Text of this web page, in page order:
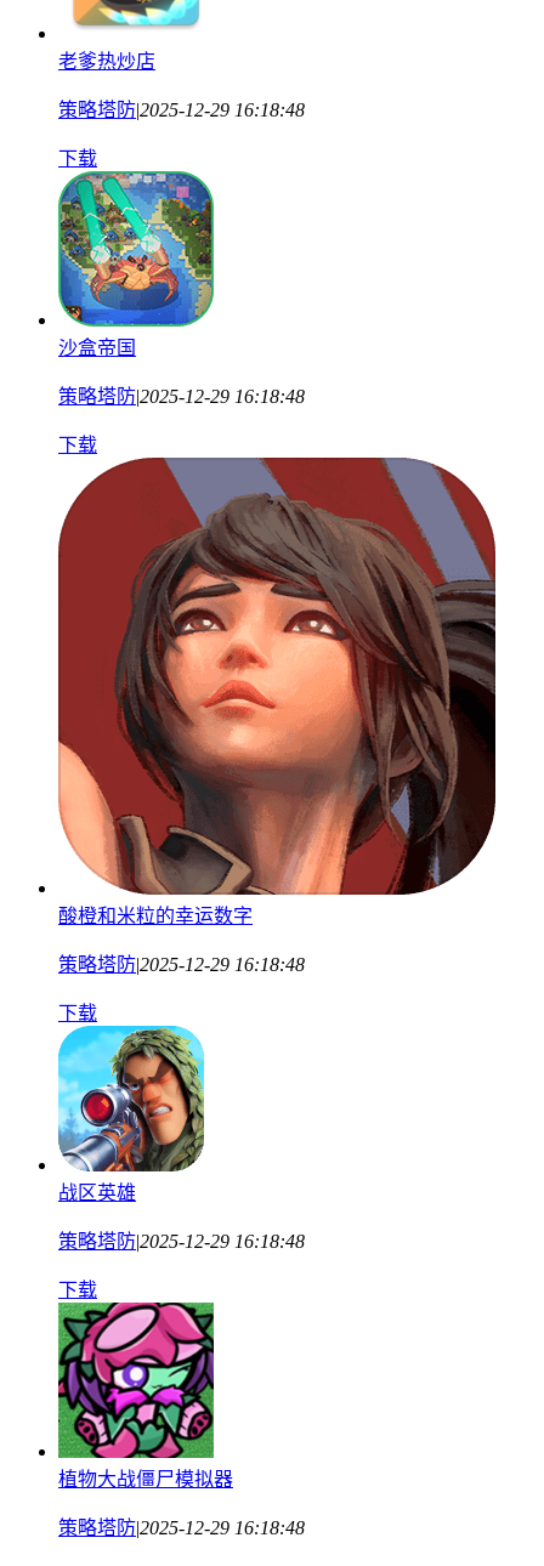
老爹热炒店
策略塔防|2025-12-29 16:18:48
下载
沙盒帝国
策略塔防|2025-12-29 16:18:48
下载
酸橙和米粒的幸运数字
策略塔防|2025-12-29 16:18:48
下载
战区英雄
策略塔防|2025-12-29 16:18:48
下载
植物大战僵尸模拟器
策略塔防|2025-12-29 16:18:48